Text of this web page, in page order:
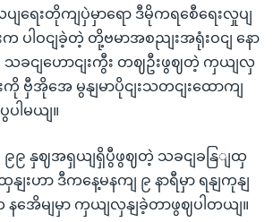
ပျရေးတိုကျပှဲမှာရော ဒီမိုကရစေီရေးလှုပျ
က ပါဝငျခဲ့တဲ့ တို့ဗမာအစညျးအရုံးဝငျ နော
ခငျဟောငျးကွီး တဈဦးဖွဈတဲ့ ကှယျလှ
ကို ဗှီအိုအေ မွနျမာပိုငျးသတငျးထောကျ
ါမယျ။
နှဈအရှယျရှိပွီဖွဈတဲ့ သခငျခနြျထှ
ထှနျးဟာ ဒီကနေ့မနကျ ၉ နာရီမှာ ရနျကုနျ
အေိမျမှာ ကှယျလှနျခဲ့တာဖွဈပါတယျ။